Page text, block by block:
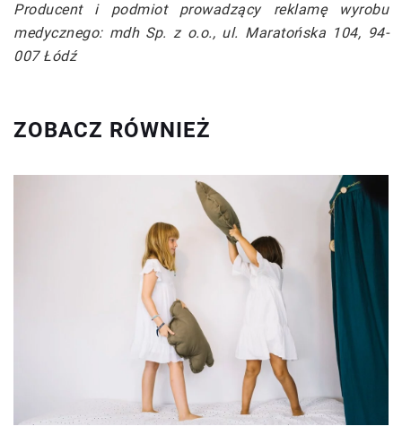
Producent i podmiot prowadzący reklamę wyrobu
medycznego: mdh Sp. z o.o., ul. Maratońska 104, 94-
007 Łódź
ZOBACZ RÓWNIEŻ